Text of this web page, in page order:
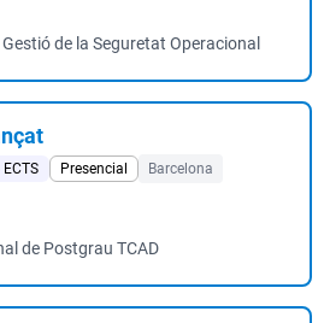
de la Seguretat Operacional
ECTS Presencial
Barcelona
de Postgrau TCAD